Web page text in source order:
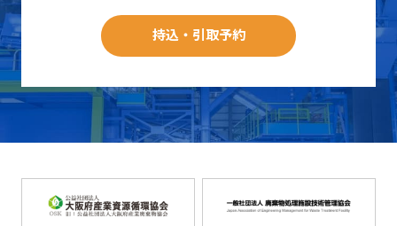
持込・引取予約